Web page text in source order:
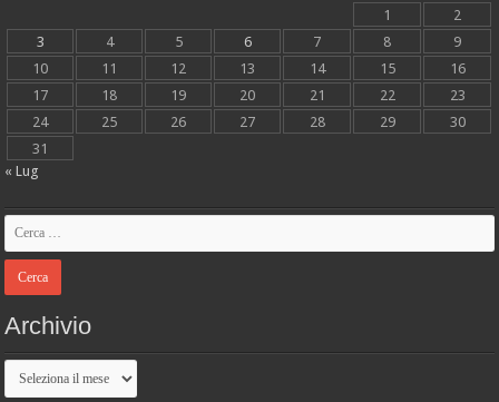
1
2
3
4 5 6 7 8
9
10
11 12 13 14 15
16
17
18 19 20 21 22
23
24
25 26 27 28 29
30
31
« Lug
Archivio
Archivio